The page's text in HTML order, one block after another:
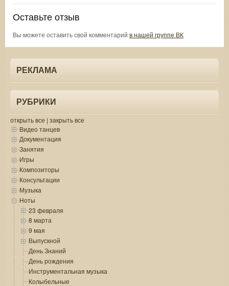
Оставьте отзыв
Вы можете оставить свой комментарий в нашей группе ВК
РЕКЛАМА
РУБРИКИ
открыть все | закрыть все
Видео танцев
Документация
Занятия
Игры
Композиторы
Консультации
Музыка
Ноты
23 февраля
8 марта
9 мая
Выпускной
День Знаний
День рождения
Инструментальная музыка
Колыбельные